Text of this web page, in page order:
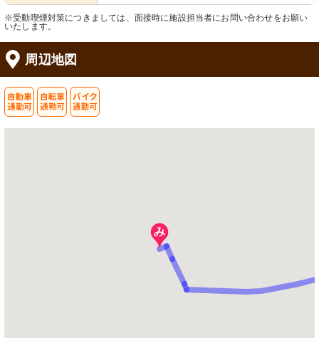
廊下
木目調の扉と床が温かみのある空間を
作り出し、通路も広々としています。
浴室
スロープ
明るく清潔感のある通路は、快適な職
場環境を提供しています。
※受動喫煙対策につきましては、面接時に施設担当者にお問い合わせをお願い
いたします。
周辺地図